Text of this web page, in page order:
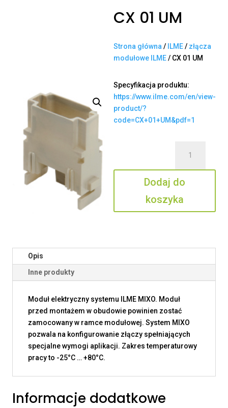
CX 01 UM
Strona główna / ILME/ złącza
modułowe ILME/ CX 01 UM
Specyfikacja produktu:
https://www.ilme.com/en/view-
product/?
code=CX+01+UM&pdf=1
01
UM
Dodaj do
koszyka
Opis
Inne produkty
Moduł elektryczny systemu ILME MIXO. Moduł
przed montażem w obudowie powinien zostać
zamocowany w ramce modułowej. System MIXO
pozwala na konfigurowanie złączy spełniających
specjalne wymogi aplikacji. Zakres temperaturowy
pracy to -25°C … +80°C.
Informacje dodatkowe